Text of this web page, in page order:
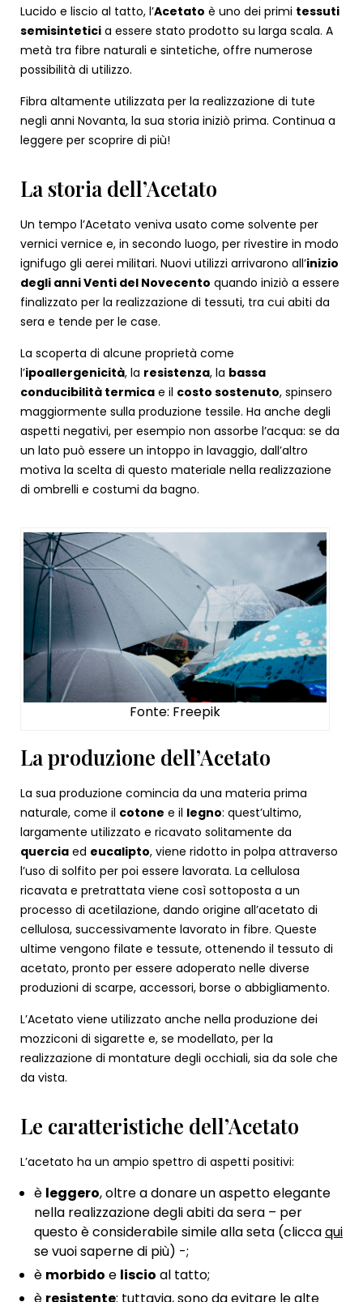
Lucido e liscio al tatto, l’Acetato è uno dei primi tessuti
semisintetici a essere stato prodotto su larga scala. A
metà tra fibre naturali e sintetiche, offre numerose
possibilità di utilizzo.
Fibra altamente utilizzata per la realizzazione di tute
negli anni Novanta, la sua storia iniziò prima. Continua a
leggere per scoprire di più!
La storia dell’Acetato
Un tempo l’Acetato veniva usato come solvente per
vernici vernice e, in secondo luogo, per rivestire in modo
ignifugo gli aerei militari. Nuovi utilizzi arrivarono all’inizio
degli anni Venti del Novecento quando iniziò a essere
finalizzato per la realizzazione di tessuti, tra cui abiti da
sera e tende per le case.
La scoperta di alcune proprietà come
l’ipoallergenicità, la resistenza, la bassa
conducibilità termica e il costo sostenuto, spinsero
maggiormente sulla produzione tessile. Ha anche degli
aspetti negativi, per esempio non assorbe l’acqua: se da
un lato può essere un intoppo in lavaggio, dall’altro
motiva la scelta di questo materiale nella realizzazione
di ombrelli e costumi da bagno.
Fonte: Freepik
La produzione dell’Acetato
La sua produzione comincia da una materia prima
naturale, come il cotone e il legno: quest’ultimo,
largamente utilizzato e ricavato solitamente da
quercia ed eucalipto, viene ridotto in polpa attraverso
l’uso di solfito per poi essere lavorata. La cellulosa
ricavata e pretrattata viene così sottoposta a un
processo di acetilazione, dando origine all’acetato di
cellulosa, successivamente lavorato in fibre. Queste
ultime vengono filate e tessute, ottenendo il tessuto di
acetato, pronto per essere adoperato nelle diverse
produzioni di scarpe, accessori, borse o abbigliamento.
L’Acetato viene utilizzato anche nella produzione dei
mozziconi di sigarette e, se modellato, per la
realizzazione di montature degli occhiali, sia da sole che
da vista.
Le caratteristiche dell’Acetato
L’acetato ha un ampio spettro di aspetti positivi:
è leggero, oltre a donare un aspetto elegante
nella realizzazione degli abiti da sera – per
questo è considerabile simile alla seta (cliccaqui
se vuoi saperne di più) -;
è morbido e liscio al tatto;